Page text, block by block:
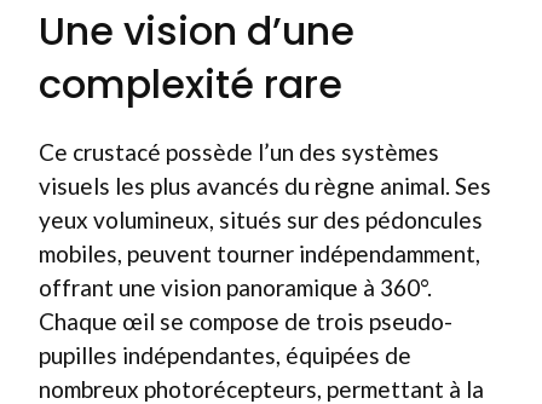
Une vision d’une
complexité rare
Ce crustacé possède l’un des systèmes
visuels les plus avancés du règne animal. Ses
yeux volumineux, situés sur des pédoncules
mobiles, peuvent tourner indépendamment,
offrant une vision panoramique à 360°.
Chaque œil se compose de trois pseudo-
pupilles indépendantes, équipées de
nombreux photorécepteurs, permettant à la